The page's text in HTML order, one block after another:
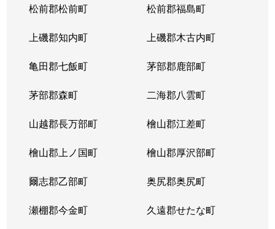
松前郡松前町 松前郡福島町
上磯郡知内町 上磯郡木古内町
亀田郡七飯町 茅部郡鹿部町
茅部郡森町 二海郡八雲町
山越郡長万部町 檜山郡江差町
檜山郡上ノ国町 檜山郡厚沢部町
爾志郡乙部町 奥尻郡奥尻町
瀬棚郡今金町 久遠郡せたな町